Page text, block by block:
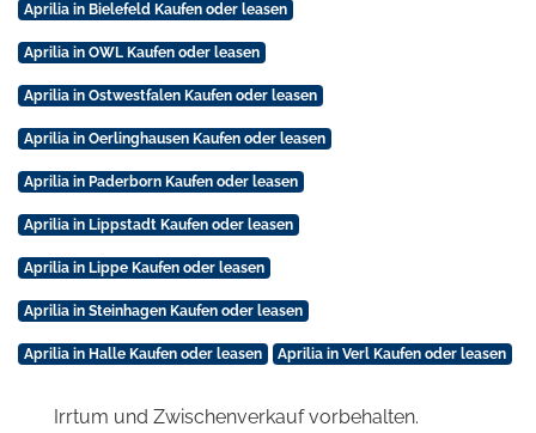
Aprilia in Bielefeld Kaufen oder leasen
Aprilia in OWL Kaufen oder leasen
Aprilia in Ostwestfalen Kaufen oder leasen
Aprilia in Oerlinghausen Kaufen oder leasen
Aprilia in Paderborn Kaufen oder leasen
Aprilia in Lippstadt Kaufen oder leasen
Aprilia in Lippe Kaufen oder leasen
Aprilia in Steinhagen Kaufen oder leasen
Aprilia in Halle Kaufen oder leasen Aprilia in Verl Kaufen oder leasen
Irrtum und Zwischenverkauf vorbehalten.